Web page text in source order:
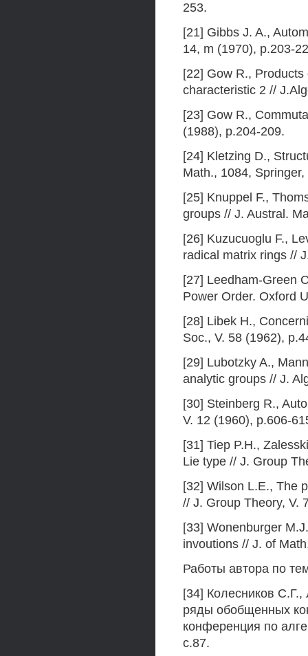
253.
[21] Gibbs J. A.,
14, m (1970), p.203-
[22] Gow R.,
characteristic 2 //
[23] Gow R.,
(1988), p.204-209.
[24] Kletzing D.,
Math., 1084,
[25] Knuppel F.,
groups // J. Austral.
[26] Kuzucuoglu F.,
radical matrix rings //
[27] Leedham-Green
Power Order. Oxford
[28] Libek H.,
Soc., V. 58 (1962),
[29] Lubotzky A.,
analytic groups // J.
[30] Steinberg R.,
V. 12 (1960), p.606-
[31] Tiep P.H.,
Lie type // J. Group
[32] Wilson L.E., The
// J. Group Theory,
[33] Wonenburger
invoutions // J. of
Работы автора по
[34] Колесников
ряды обобщенных
конференция по
с.87.